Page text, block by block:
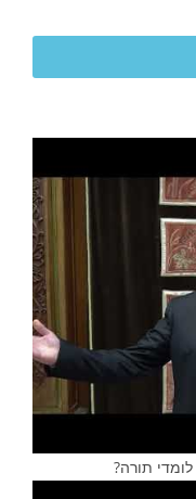
תורה?